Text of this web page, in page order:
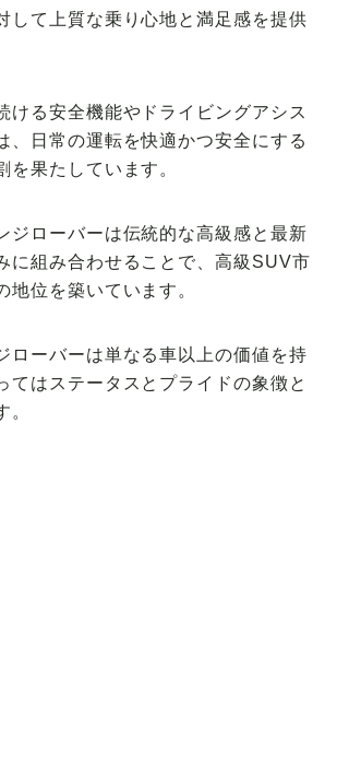
して上質な乗り心地と満足感を提供
ける安全機能やドライビングアシス
、日常の運転を快適かつ安全にする
を果たしています。
ジローバーは伝統的な高級感と最新
に組み合わせることで、高級SUV市
地位を築いています。
ローバーは単なる車以上の価値を持
てはステータスとプライドの象徴と
。